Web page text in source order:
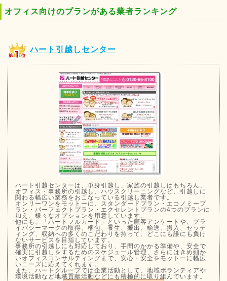
オフィス向けのプランがある業者ランキング
ハート引越しセンター
ハート引越センターは、単身引越し、家族の引越しはもちろん、
オフィス・事務所の引越し、ハウスクリーニングなど、引越しに
関わる幅広い業務をおこなっている引越し業者です。
オンリーワンをモットーに、スタンダードプラン・エコノミープ
ラン・パーフェクトプラン・エクセレントプランの4つのプランに
加え、様々なオプションを用意しています。
他にも、「ハートフルカード」といった顧客アンケートや、プラ
イバシーマークの取得、梱包、養生、搬出、輸送、搬入、セッテ
ィング、収納への多くのこだわりを持って、どこにも誰にも負け
ないサービスを目指しています。
事務所の引越しにも対応しており、手間のかかる準備や、安全で
確実に引越しをするためのスケジュール管理、さらにはきめ細か
いオフィスコンサルティングまで、安心・安全をモットーに幅広
いニーズに応えてくれます。
また、ハートグループでは企業活動として、地域ボランティアや
環境活動など地域貢献活動などにも積極的に取り組んでいます。